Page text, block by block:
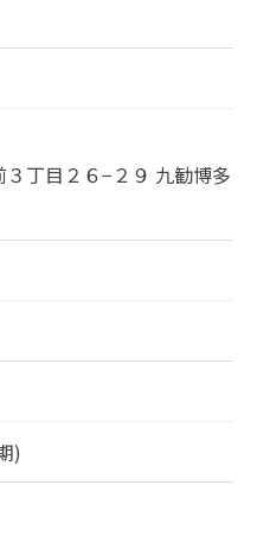
丁目２６−２９ 九勧博多
)